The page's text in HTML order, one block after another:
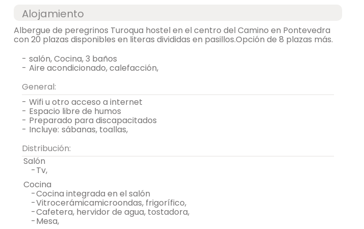
Alojamiento
Albergue de peregrinos Turoqua hostel en el centro del Camino en Pontevedra
con 20 plazas disponibles en literas divididas en pasillos.Opción de 8 plazas más.
- salón, Cocina, 3 baños
-
aire acondicionado, calefacción,
General:
-
wifi u otro acceso a internet
- espacio libre de humos
- preparado para discapacitados
- incluye: sábanas, toallas,
Distribución:
salón
- tv,
cocina
- cocina integrada en el salón
- vitrocerámicamicroondas, frigorífico,
- cafetera, hervidor de agua, tostadora,
-
mesa,